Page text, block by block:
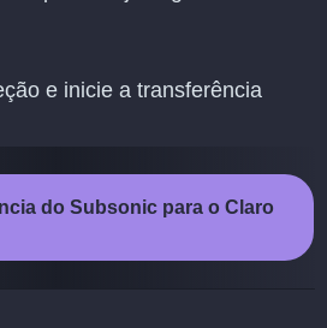
e inicie a transferência
do Subsonic para o Claro